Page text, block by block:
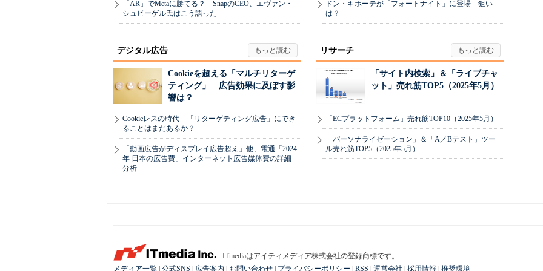
「AR」でMetaに勝てる？ SnapのCEO、エヴァン・
シュピーゲル氏はこう語った
ドン・キホーテが「フォートナイト」に登場 狙い
は？
デジタル広告
Cookieを超える「マルチリターゲ
ティング」 広告効果に及ぼす影
響は？
Cookieレスの時代 「リターゲティング広告」にでき
ることはまだあるか？
「動画広告がディスプレイ広告超え」他、電通「2024
年 日本の広告費」インターネット広告媒体費の詳細
分析
リサーチ
「サイト内検索」＆「ライブチャ
ット」売れ筋TOP5（2025年5月）
「ECプラットフォーム」売れ筋TOP10（2025年5月）
「パーソナライゼーション」＆「A／Bテスト」ツー
ル売れ筋TOP5（2025年5月）
ITmediaはアイティメディア株式会社の登録商標です。
メディア一覧 公式SNS 広告案内 お問い合わせ プライバシーポリシー RSS 運営会社 採用情報 推奨環境